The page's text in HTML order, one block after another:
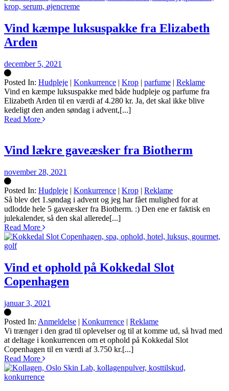
Vind kæmpe luksuspakke fra Elizabeth
Arden
december 5, 2021
Posted In: Hudpleje | Konkurrence | Krop | parfume | Reklame
Silke
Vind en kæmpe luksuspakke med både hudpleje og parfume fra
Elizabeth Arden til en værdi af 4.280 kr. Ja, det skal ikke blive
kedeligt den anden søndag i advent,[...]
Read More
Vind lækre gaveæsker fra Biotherm
november 28, 2021
Posted In: Hudpleje | Konkurrence | Krop | Reklame
Silke
Så blev det 1.søndag i advent og jeg har fået mulighed for at
udlodde hele 5 gaveæsker fra Biotherm. :) Den ene er faktisk en
julekalender, så den skal allerede[...]
Read More
Vind et ophold på Kokkedal Slot
Copenhagen
januar 3, 2021
Posted In: Anmeldelse | Konkurrence | Reklame
Silke
Vi trænger i den grad til oplevelser og til at komme ud, så hvad med
at deltage i konkurrencen om et ophold på Kokkedal Slot
Copenhagen til en værdi af 3.750 kr.[...]
Read More